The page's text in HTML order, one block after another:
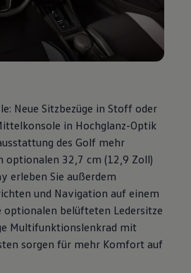
und Flüssigkeiten
und Unfallhilfe
Service
Teile
Zubehör
und Elektronik
Ladekabel
Ihr Modell finden
Apps, Login und Shop
Fahrzeug verbinden
für Software, Karten und Radio
Kundenbetreuung
Neue Sitzbezüge in Stoff oder
in Hochglanz-Optik
des Golf mehr
optionalen 32,7 cm (12,9 Zoll)
erleben Sie außerdem
und Navigation auf einem
optionalen belüfteten Ledersitze
Multifunktionslenkrad mit
sorgen für mehr Komfort auf